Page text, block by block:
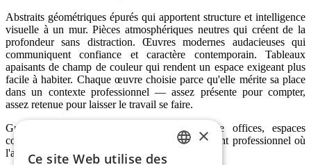
Abstraits géométriques épurés qui apportent structure et intelligence
visuelle à un mur. Pièces atmosphériques neutres qui créent de la
profondeur sans distraction. Œuvres modernes audacieuses qui
communiquent confiance et caractère contemporain. Tableaux
apaisants de champ de couleur qui rendent un espace exigeant plus
facile à habiter. Chaque œuvre choisie parce qu'elle mérite sa place
dans un contexte professionnel — assez présente pour compter,
assez retenue pour laisser le travail se faire.
Grands tableaux pour le bureau pour home offices, espaces
corporate, salles de réunion et tout environnement professionnel où
l'art donne le bon ton.
×
Ce site Web utilise des